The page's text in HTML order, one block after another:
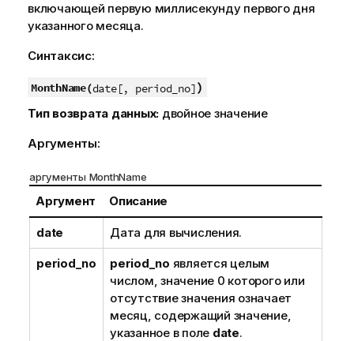
включающей первую миллисекунду первого дня
указанного месяца.
Синтаксис:
MonthName(date[, period_no])
Тип возврата данных: двойное значение
Аргументы:
аргументы MonthName
Аргумент Описание
date Дата для вычисления.
period_no period_no является целым
числом, значение 0 которого или
отсутствие значения означает
месяц, содержащий значение,
указанное в поле date.